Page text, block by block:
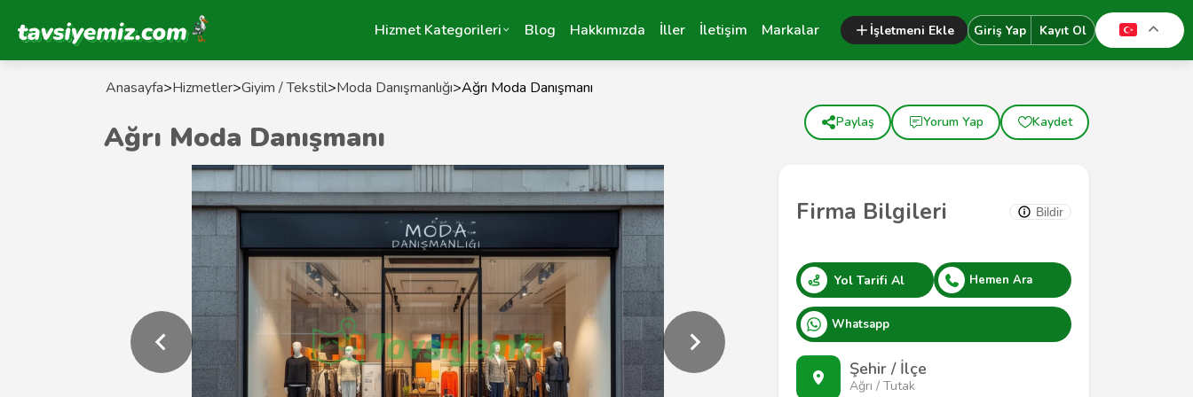
Tavsiyemiz Anasayfa Hizmet Kategorileri Blog Hakkımızda İller İletişim Markalar İşletmeni Ekle Giriş Yap Kayıt Ol
Anasayfa>Hizmetler>Giyim / Tekstil>Moda Danışmanlığı>Ağrı Moda Danışmanı
Firma Bilgileri Bildir
Yol Tarifi Al Hemen Ara
Whatsapp
Şehir / İlçe
Ağrı / Tutak
Ağrı Moda Danışmanı Paylaş Yorum Yap Kaydet